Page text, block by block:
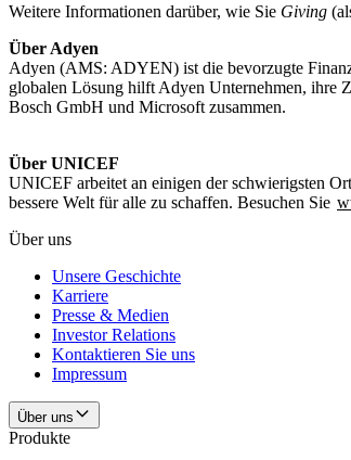
Weitere Informationen darüber, wie Sie Giving
Über Adyen
Adyen (AMS: ADYEN) ist die bevorzugte
globalen Lösung hilft Adyen Unternehmen, ihre
Bosch GmbH und Microsoft zusammen.
Über UNICEF
UNICEF arbeitet an einigen der schwierigsten
bessere Welt für alle zu schaffen. Besuchen Sie
Über uns
Unsere Geschichte
Karriere
Presse & Medien
Investor Relations
Kontaktieren Sie uns
Impressum
Über uns
Produkte